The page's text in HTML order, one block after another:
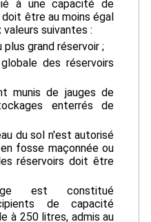
à une capacité de
être au moins égal
suivantes :
grand réservoir ;
des réservoirs
munis de jauges de
enterrés de
du sol n'est autorisé
fosse maçonnée ou
réservoirs doit être
est constitué
de capacité
à 250 litres, admis au